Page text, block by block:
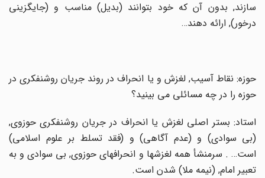
سازند, بدون آن که خود بتوانند (بدیل) مناسب و (جایگزینى
درخور), ارائه دهند…
حوزه: نقاط آسیب, لغزش و یا انحراف در روند جریان روشنفکرى در
حوزه را در چه مسائلى مى بینید؟
استاد: بستر اصلى لغزش یا انحراف در جریان روشنفکرى حوزوى,
(بى سوادى) و (عدم آگاهى) و (فقد تسلط بر علوم اسلامى)
است… . سرمنشأ همه لغزشها و انحرافهاى حوزوى, بى سوادى و به
تعبیر امام, (نیمه ملا) شدن است.